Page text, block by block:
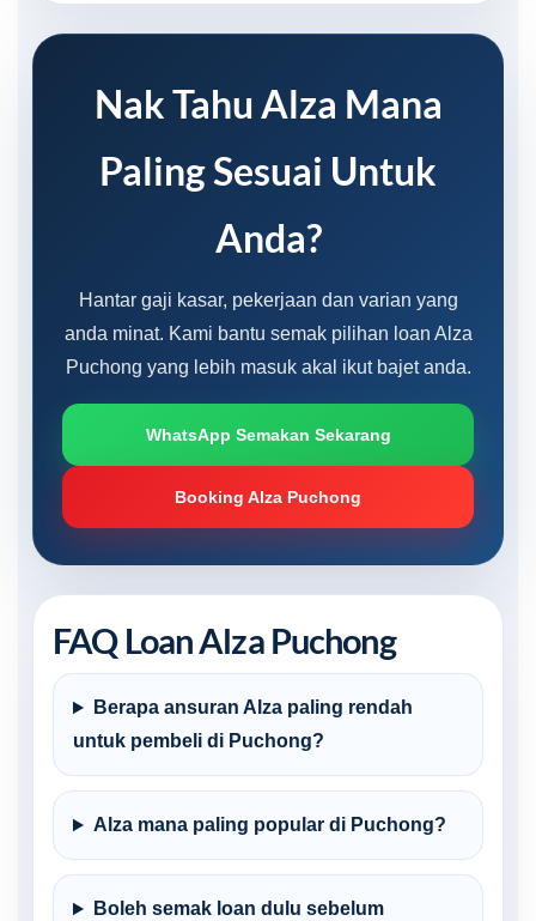
Nak Tahu Alza Mana
Paling Sesuai Untuk
Anda?
Hantar gaji kasar, pekerjaan dan varian yang
anda minat. Kami bantu semak pilihan loan Alza
Puchong yang lebih masuk akal ikut bajet anda.
WhatsApp Semakan Sekarang
Booking Alza Puchong
FAQ Loan Alza Puchong
Berapa ansuran Alza paling rendah
untuk pembeli di Puchong?
Alza mana paling popular di Puchong?
Boleh semak loan dulu sebelum